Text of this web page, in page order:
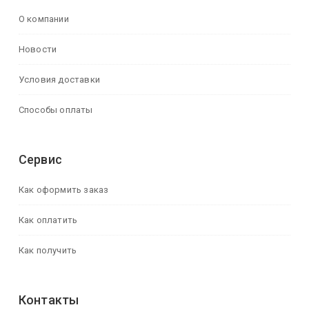
О компании
Новости
Условия доставки
Способы оплаты
Сервис
Как оформить заказ
Как оплатить
Как получить
Контакты